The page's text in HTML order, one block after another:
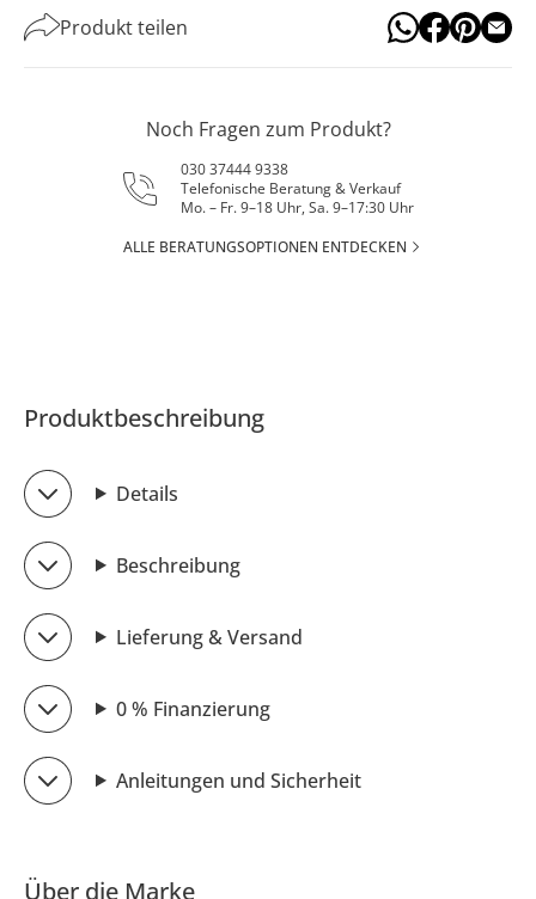
Produkt teilen
Noch Fragen zum Produkt?
030 37444 9338
Telefonische Beratung & Verkauf
Mo. – Fr. 9–18 Uhr, Sa. 9–17:30 Uhr
ALLE BERATUNGSOPTIONEN ENTDECKEN
Produktbeschreibung
Details
Beschreibung
Lieferung & Versand
0 % Finanzierung
Anleitungen und Sicherheit
Über die Marke